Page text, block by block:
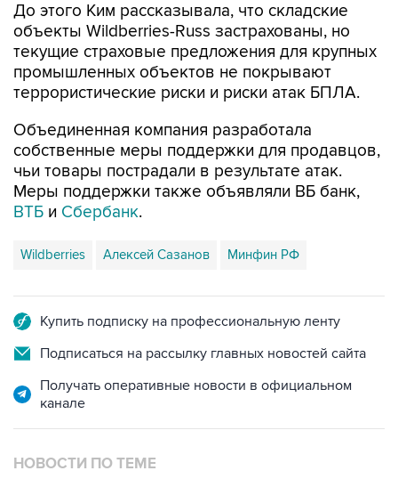
До этого Ким рассказывала, что складские
объекты Wildberries-Russ застрахованы, но
текущие страховые предложения для крупных
промышленных объектов не покрывают
террористические риски и риски атак БПЛА.
Объединенная компания разработала
собственные меры поддержки для продавцов,
чьи товары пострадали в результате атак.
Меры поддержки также объявляли ВБ банк,
ВТБ и Сбербанк.
Wildberries Алексей Сазанов Минфин РФ
Купить подписку на профессиональную ленту
Подписаться на рассылку главных новостей сайта
Получать оперативные новости в официальном
канале
НОВОСТИ ПО ТЕМЕ